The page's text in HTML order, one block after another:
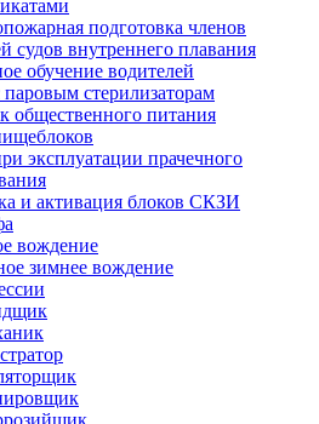
подготовка членов
судов внутреннего плавания
обучение водителей
паровым стерилизаторам
общественного питания
эксплуатации прачечного
и активация блоков СКЗИ
вождение
зимнее вождение